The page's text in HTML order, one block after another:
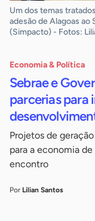
Um dos temas
adesão de Alagoas ao
(Simpacto) - Fotos:
Economia & Política
Sebrae e
parcerias para
Projetos de
para a economia
encontro
Por Lilian Santos